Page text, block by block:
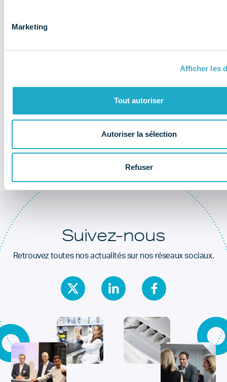
Marketing
Afficher les
Tout autoriser
Autoriser la sélection
Refuser
Au coeur de la
santé dentaire
Suivez-nous
Retrouvez toutes nos actualités sur nos réseaux sociaux.